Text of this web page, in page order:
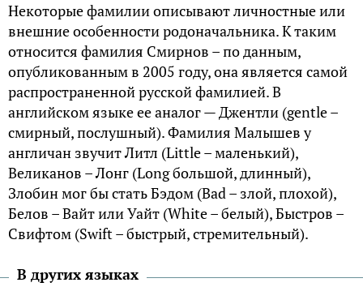
Некоторые фамилии описывают личностные или
внешние особенности родоначальника. К таким
относится фамилия Смирнов – по данным,
опубликованным в 2005 году, она является самой
распространенной русской фамилией. В
английском языке ее аналог — Джентли (gentle –
смирный, послушный). Фамилия Малышев у
англичан звучит Литл (Little – маленький),
Великанов – Лонг (Long большой, длинный),
Злобин мог бы стать Бэдом (Bad – злой, плохой),
Белов – Вайт или Уайт (White – белый), Быстров –
Свифтом (Swift – быстрый, стремительный).
В других языках